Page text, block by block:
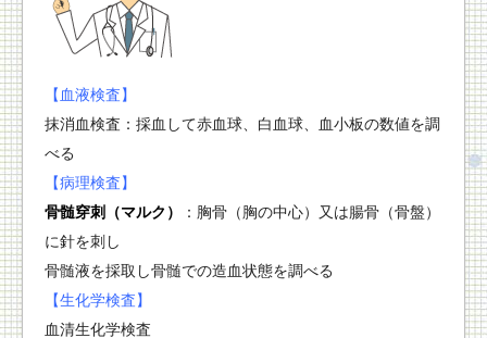
【血液検査】
抹消血検査：採血して赤血球、白血球、血小板の数値を調
べる
【病理検査】
骨髄穿刺（マルク）
：胸骨（胸の中心）又は腸骨（骨盤）
に針を刺し
骨髄液を採取し骨髄での造血状態を調べる
【生化学検査】
血清生化学検査